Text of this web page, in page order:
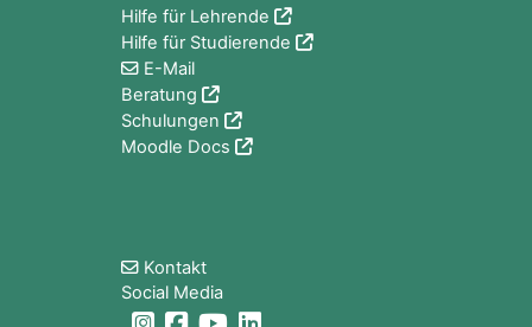
Hilfe für Lehrende
Hilfe für Studierende
E-Mail
Beratung
Schulungen
Moodle Docs
Kontakt
Social Media